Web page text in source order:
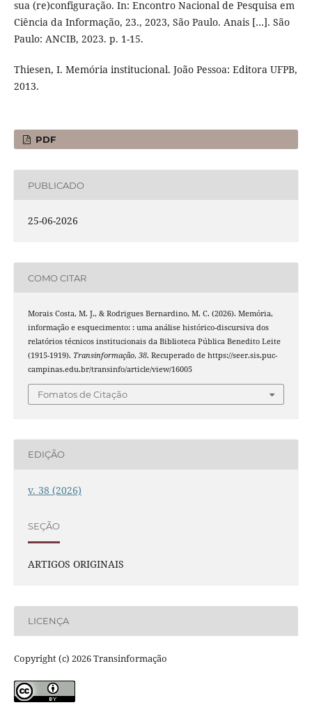
sua (re)configuração. In: Encontro Nacional de Pesquisa em
Ciência da Informação, 23., 2023, São Paulo. Anais […]. São
Paulo: ANCIB, 2023. p. 1-15.
Thiesen, I. Memória institucional. João Pessoa: Editora UFPB,
2013.
PDF
PUBLICADO
25-06-2026
COMO CITAR
Morais Costa, M. J., & Rodrigues Bernardino, M. C. (2026). Memória,
informação e esquecimento: : uma análise histórico-discursiva dos
relatórios técnicos institucionais da Biblioteca Pública Benedito Leite
(1915-1919). Transinformação, 38. Recuperado de https://seer.sis.puc-
campinas.edu.br/transinfo/article/view/16005
Fomatos de Citação
EDIÇÃO
v. 38 (2026)
SEÇÃO
ARTIGOS ORIGINAIS
LICENÇA
Copyright (c) 2026 Transinformação